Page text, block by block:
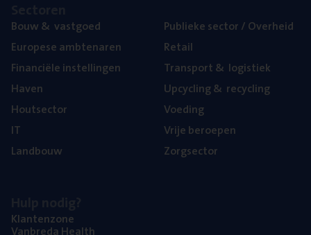
Bouw& vastgoed
Euro­pe­se ambtenaren
Finan­ci­ë­le instellingen
Haven
Hout­sec­tor
IT
Land­bouw
Publie­ke sec­tor / Overheid
Retail
Trans­port& logistiek
Upcy­cling& recycling
Voe­ding
Vrije beroe­pen
Zorg­sec­tor
Klan­ten­zo­ne
Van­b­re­da Health